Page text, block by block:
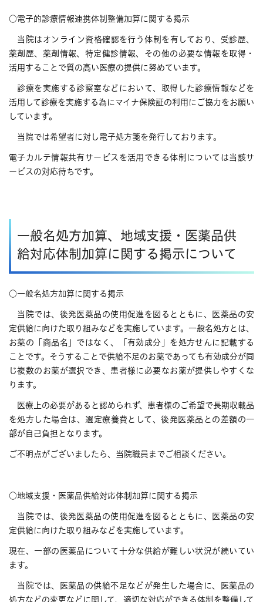
○電子的診療情報連携体制整備加算に関する掲示
当院はオンライン資格確認を行う体制を有しており、受診歴、
薬剤歴、薬剤情報、特定健診情報、その他の必要な情報を取得・
活用することで質の高い医療の提供に努めています。
診療を実施する診察室などにおいて、取得した診療情報などを
活用して診療を実施する為にマイナ保険証の利用にご協力をお願い
しています。
当院では希望者に対し電子処方箋を発行しております。
電子カルテ情報共有サービスを活用できる体制については当該サ
ービスの対応待ちです。
一般名処方加算、地域支援・医薬品供
給対応体制加算に関する掲示について
○一般名処方加算に関する掲示
当院では、後発医薬品の使用促進を図るとともに、医薬品の安
定供給に向けた取り組みなどを実施しています。一般名処方とは、
お薬の「商品名」ではなく、「有効成分」を処方せんに記載する
ことです。そうすることで供給不足のお薬であっても有効成分が同
じ複数のお薬が選択でき、患者様に必要なお薬が提供しやすくな
ります。
医療上の必要があると認められず、患者様のご希望で長期収載品
を処方した場合は、選定療養費として、後発医薬品との差額の一
部が自己負担となります。
ご不明点がございましたら、当院職員までご相談ください。
○地域支援・医薬品供給対応体制加算に関する掲示
当院では、後発医薬品の使用促進を図るとともに、医薬品の安
定供給に向けた取り組みなどを実施しています。
現在、一部の医薬品について十分な供給が難しい状況が続いてい
ます。
当院では、医薬品の供給不足などが発生した場合に、医薬品の
処方などの変更などに関して、適切な対応ができる体制を整備して